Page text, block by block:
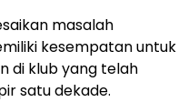
masalah
kesempatan untuk
di klub yang telah
satu dekade.